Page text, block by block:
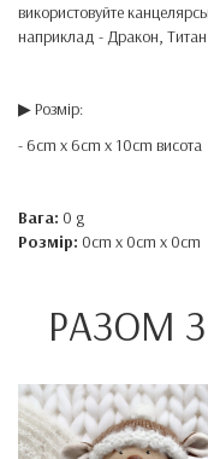
використовуйте
наприклад - Дракон,
▶ Розмір:
- 6cm x 6cm x 10cm висота
Вага: 0 g
Розмір: 0cm x 0cm x 0cm
РАЗОМ